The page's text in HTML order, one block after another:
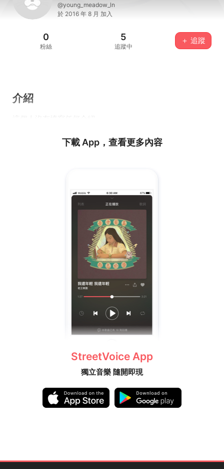
@young_meadow_ln
於 2016 年 8 月 加入
0
粉絲
5
追蹤中
＋ 追蹤
介紹
下載 App，查看更多內容
StreetVoice App
獨立音樂 隨開即現